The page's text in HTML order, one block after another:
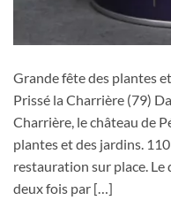
Grande fête des plantes
Prissé la Charrière (79)
Charrière, le château de
plantes et des jardins.
restauration sur place. Le
deux fois par […]